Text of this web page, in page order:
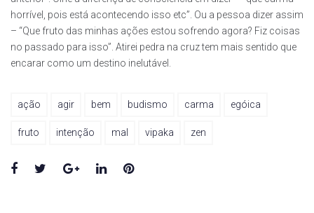
horrível, pois está acontecendo isso etc”. Ou a pessoa dizer assim
– “Que fruto das minhas ações estou sofrendo agora? Fiz coisas
no passado para isso”. Atirei pedra na cruz tem mais sentido que
encarar como um destino inelutável.
ação agir bem budismo carma egóica
fruto intenção mal vipaka zen
Facebook
TwitterGoogle+LinkedInPinterest